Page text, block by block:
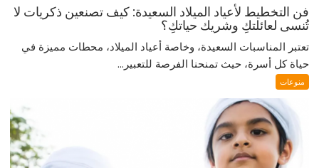
فن التخطيط لأعياد الميلاد السعيدة: كيف تصنعين ذكريات لا
تُنسى لعائلتكِ وشريك حياتكِ؟
تعتبر المناسبات السعيدة، وخاصة أعياد الميلاد، محطات مميزة في
حياة كل أسرة، حيث تمنحنا الفرصة للتعبير...
منوعات